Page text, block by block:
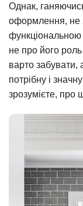
Однак,
оформлення, не
функціональною
не про його роль
варто забувати,
потрібну і
зрозумієте, про